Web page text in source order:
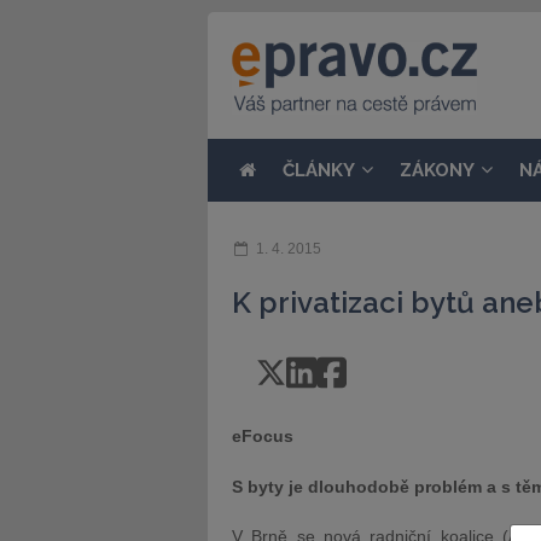
ČLÁNKY ZÁKONY
1. 4. 2015
K privatizaci bytů
eFocus
S byty je dlouhodobě problém a s
V Brně se nová radniční koalice